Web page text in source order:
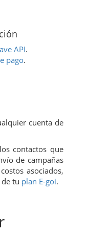
API.
pago.
cuenta de
contactos que
de campañas
asociados,
tu plan E-goi.